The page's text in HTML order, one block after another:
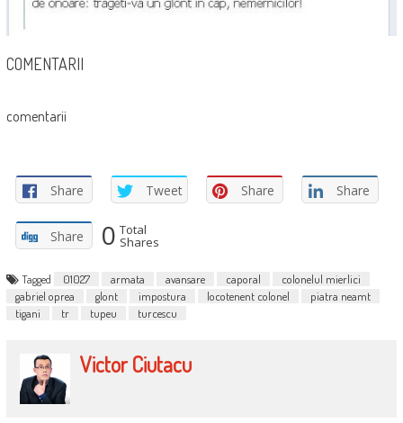
COMENTARII
comentarii
Share Tweet Share Share
Share 0 Total
Shares
Tagged 01027 armata avansare caporal
colonelul mierlici
gabriel oprea
glont impostura locotenent colonel
piatra neamt
tigani
tr tupeu turcescu
Victor Ciutacu